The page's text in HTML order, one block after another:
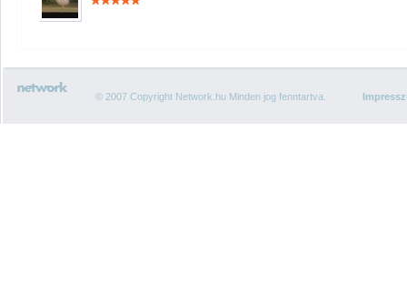
© 2007 Copyright Network.hu Minden jog fenntartva.